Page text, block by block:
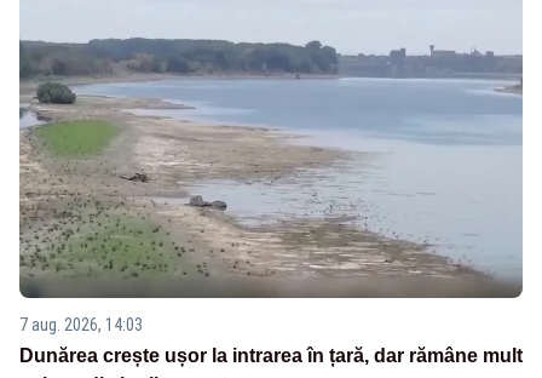
7 aug. 2026, 14:03
Dunărea crește ușor la intrarea în țară, dar rămâne mult